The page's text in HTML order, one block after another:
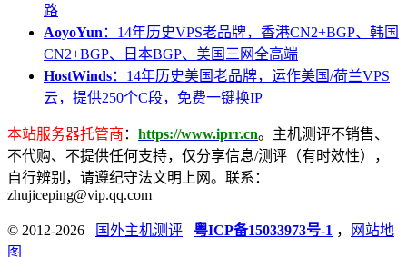
路
AoyoYun ：14年历史VPS老品牌，香港CN2+BGP、韩国
CN2+BGP、日本BGP、美国三网全高端
HostWinds：14年历史美国老品牌，运作美国/荷兰VPS
云，提供250个C段，免费一键换IP
本站服务器托管商 ： https://www.iprr.cn。主机测评不销售、
不代购、不提供任何支持，仅分享信息/测评（有时效性），
自行辨别，请遵纪守法文明上网。联系：
zhujiceping@vip.qq.com
© 2012-2026 国外主机测评 粤ICP备15033973号-1 ，
网站地
图